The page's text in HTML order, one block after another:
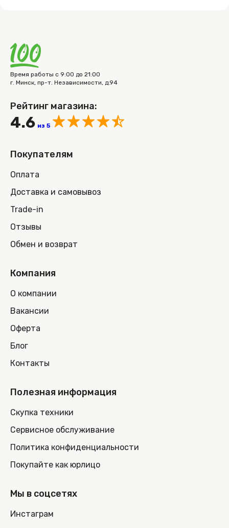
Время работы с 9:00 до 21:00
г. Минск, пр-т. Независимости, д.94
Рейтинг магазина:
4.6 из 5
Покупателям
Оплата
Доставка и самовывоз
Trade-in
Отзывы
Обмен и возврат
Компания
О компании
Вакансии
Оферта
Блог
Контакты
Полезная информация
Скупка техники
Сервисное обслуживание
Политика конфиденциальности
Покупайте как юрлицо
Мы в соцсетях
Инстаграм